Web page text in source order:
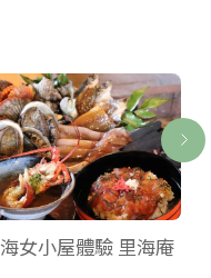
海女小屋體驗 里海庵